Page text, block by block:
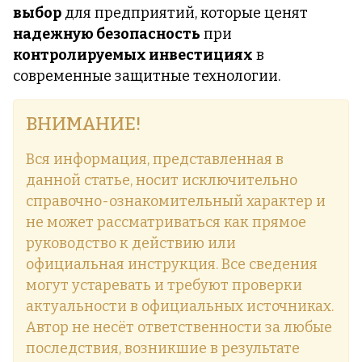
выбор для предприятий, которые ценят
надежную безопасность при
контролируемых инвестициях в
современные защитные технологии.
ВНИМАНИЕ!
Вся информация, представленная в
данной статье, носит исключительно
справочно-ознакомительный характер и
не может рассматриваться как прямое
руководство к действию или
официальная инструкция. Все сведения
могут устаревать и требуют проверки
актуальности в официальных источниках.
Автор не несёт ответственности за любые
последствия, возникшие в результате